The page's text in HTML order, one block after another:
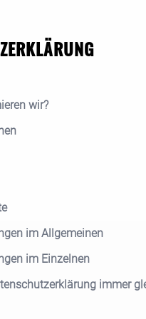
wir?
im Allgemeinen
im Einzelnen
immer